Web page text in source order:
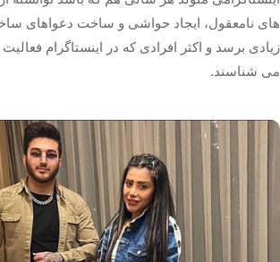
های نامعقول، ایجاد حواشی و ساخت دعواهای
زیادی برسد و اکثر افرادی که در اینستاگرام
می ‌شناسند.